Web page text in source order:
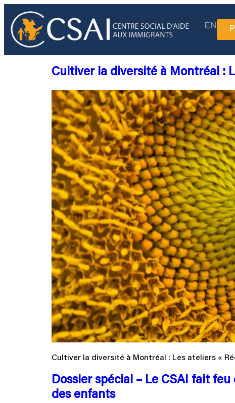
EN
Cultiver la diversité à Montréal :
Cultiver la diversité à Montréal : Les ateliers «
Dossier spécial – Le CSAI fait
des enfants